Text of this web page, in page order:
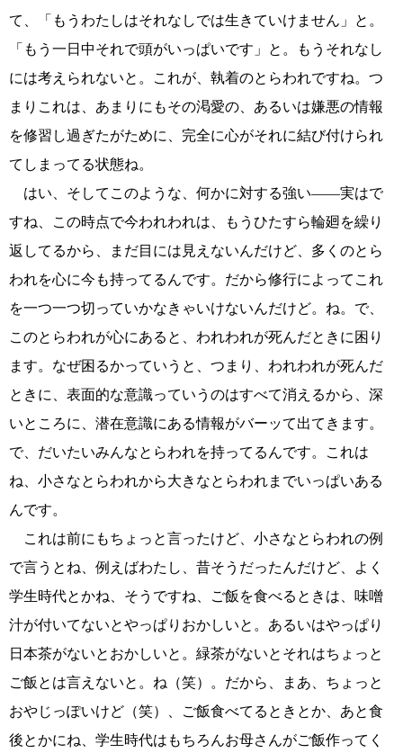
て、「もうわたしはそれなしでは生きていけません」と。
「もう一日中それで頭がいっぱいです」と。もうそれなし
には考えられないと。これが、執着のとらわれですね。つ
まりこれは、あまりにもその渇愛の、あるいは嫌悪の情報
を修習し過ぎたがために、完全に心がそれに結び付けられ
てしまってる状態ね。
はい、そしてこのような、何かに対する強い――実はで
すね、この時点で今われわれは、もうひたすら輪廻を繰り
返してるから、まだ目には見えないんだけど、多くのとら
われを心に今も持ってるんです。だから修行によってこれ
を一つ一つ切っていかなきゃいけないんだけど。ね。で、
このとらわれが心にあると、われわれが死んだときに困り
ます。なぜ困るかっていうと、つまり、われわれが死んだ
ときに、表面的な意識っていうのはすべて消えるから、深
いところに、潜在意識にある情報がバーッて出てきます。
で、だいたいみんなとらわれを持ってるんです。これは
ね、小さなとらわれから大きなとらわれまでいっぱいある
んです。
これは前にもちょっと言ったけど、小さなとらわれの例
で言うとね、例えばわたし、昔そうだったんだけど、よく
学生時代とかね、そうですね、ご飯を食べるときは、味噌
汁が付いてないとやっぱりおかしいと。あるいはやっぱり
日本茶がないとおかしいと。緑茶がないとそれはちょっと
ご飯とは言えないと。ね（笑）。だから、まあ、ちょっと
おやじっぽいけど（笑）、ご飯食べてるときとか、あと食
後とかにね、学生時代はもちろんお母さんがご飯作ってく